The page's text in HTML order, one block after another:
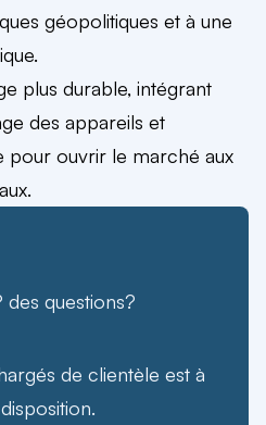
géopolitiques et à une
plus durable, intégrant
des appareils et
pour ouvrir le marché aux
questions?
de clientèle est à